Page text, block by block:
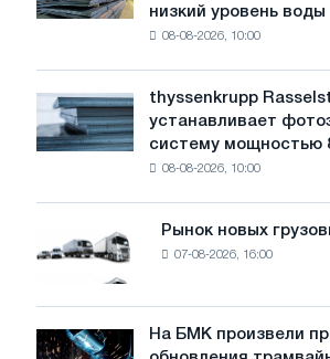
промышленность
предупреждает:
воды
угрожает
безопасности
низкий уровень воды
08-08-2026, 10:00
thyssenkrupp
Rasselstein
устанавливает
фотоэлектрическую
достижения
целей
thyssenkrupp
устанавливает
систему мощностью
08-08-2026, 10:00
Рынок
новых
грузовиков
в
июле
Рынок новых
07-08-2026, 16:00
На
На БМК произвели